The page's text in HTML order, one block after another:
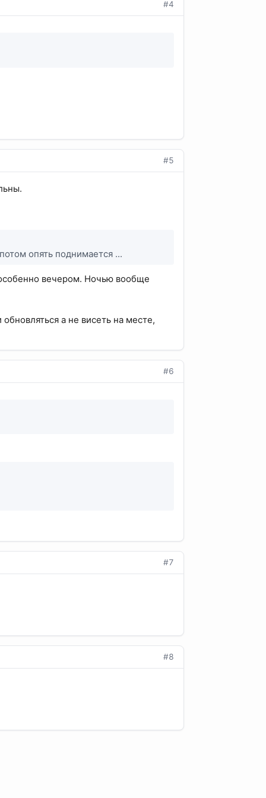
#4
#5
опять поднимается ...
вечером. Ночью вообще
а не висеть на месте,
#6
#7
#8